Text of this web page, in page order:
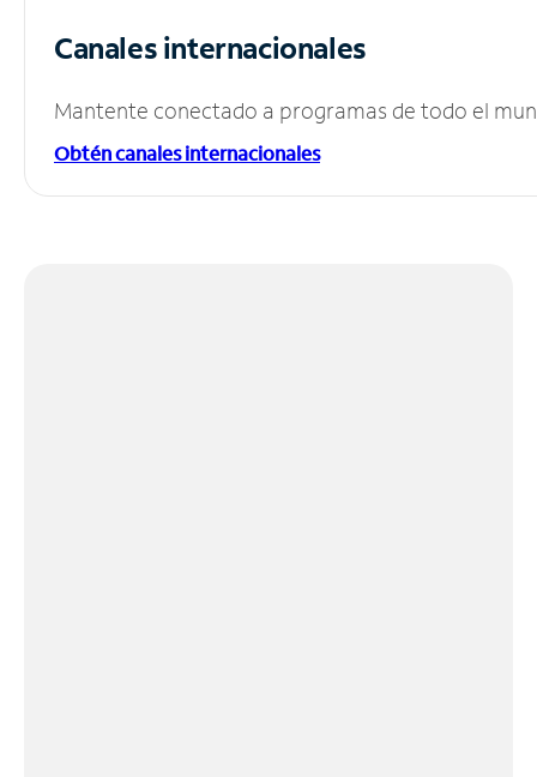
Canales internacionales
Mantente conectado a programas de todo el
Obtén canales internacionales